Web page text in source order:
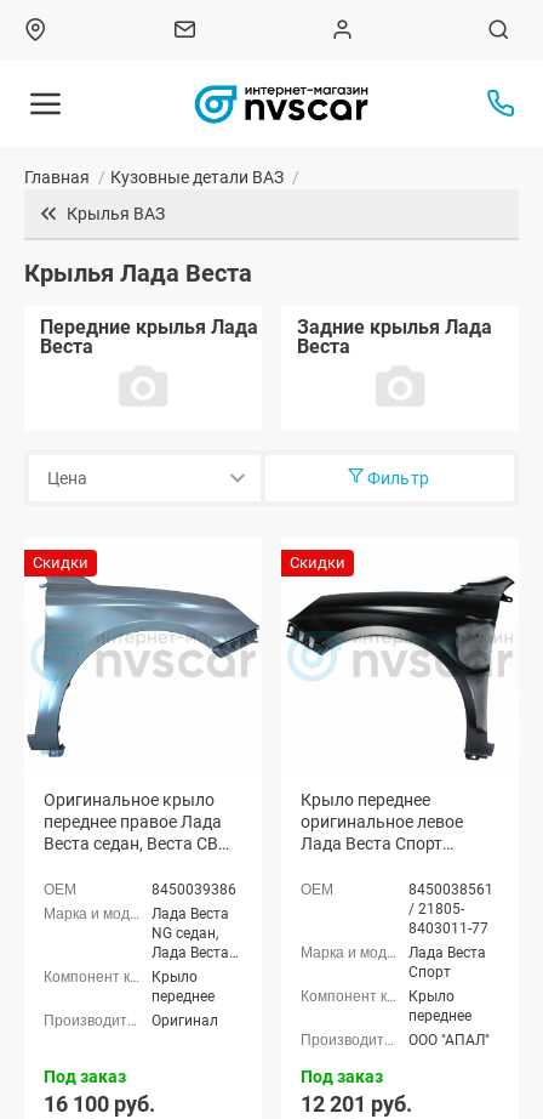
Главная / Кузовные детали ВАЗ /
Крылья ВАЗ
Крылья Лада Веста
Передние крылья Лада
Веста
Задние крылья Лада
Веста
Фильтр
Скидки
Оригинальное крыло
переднее правое Лада
Веста седан, Веста СВ
(неокрашенное)8450039386
Лада Веста
NG седан,
Лада Веста
NG (SW)
универсал,
седан, Лада
Крыло
переднее
Оригинал
Под заказ
16 100 руб.
Скидки
Крыло переднее
оригинальное левое
Лада Веста Спорт
8450038561
/ 21805-
8403011-77
Лада Веста
Спорт
Крыло
переднее
ООО "АПАЛ"
Под заказ
12 201 руб.